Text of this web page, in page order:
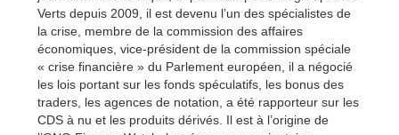
Verts depuis 2009, il est devenu l’un des spécialistes de
la crise, membre de la commission des affaires
économiques, vice-président de la commission spéciale
« crise financière » du Parlement européen, il a négocié
les lois portant sur les fonds spéculatifs, les bonus des
traders, les agences de notation, a été rapporteur sur les
CDS à nu et les produits dérivés. Il est à l’origine de